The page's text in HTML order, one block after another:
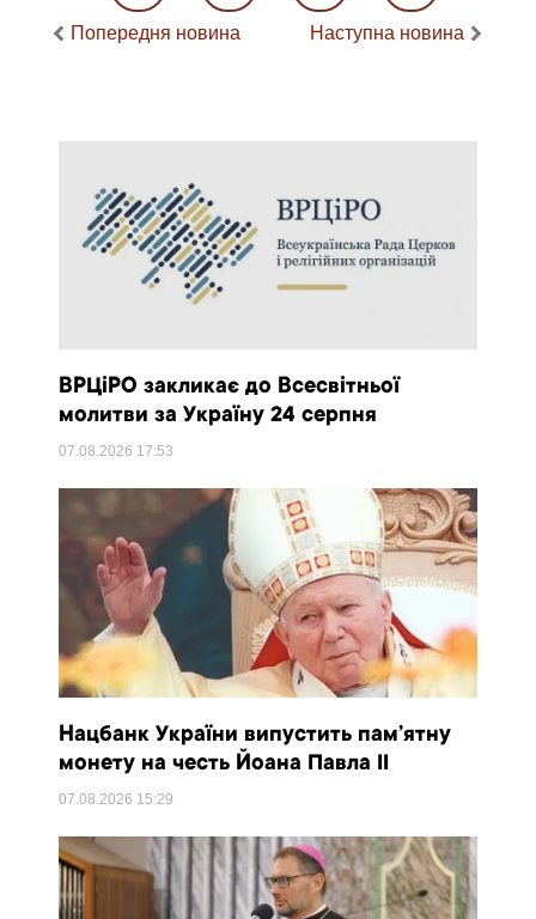
Попередня новина Наступна новина
ВРЦіРО закликає до Всесвітньої
молитви за Україну 24 серпня
07.08.2026 17:53
Нацбанк України випустить пам’ятну
монету на честь Йоана Павла II
07.08.2026 15:29